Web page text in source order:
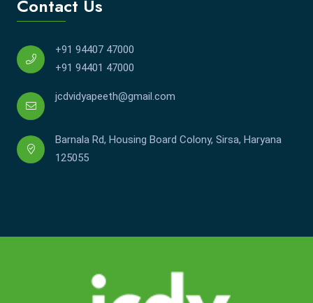
Contact Us
+91 94407 47000
+91 94401 47000
jcdvidyapeeth@gmail.com
Barnala Rd, Housing Board Colony, Sirsa, Haryana
125055